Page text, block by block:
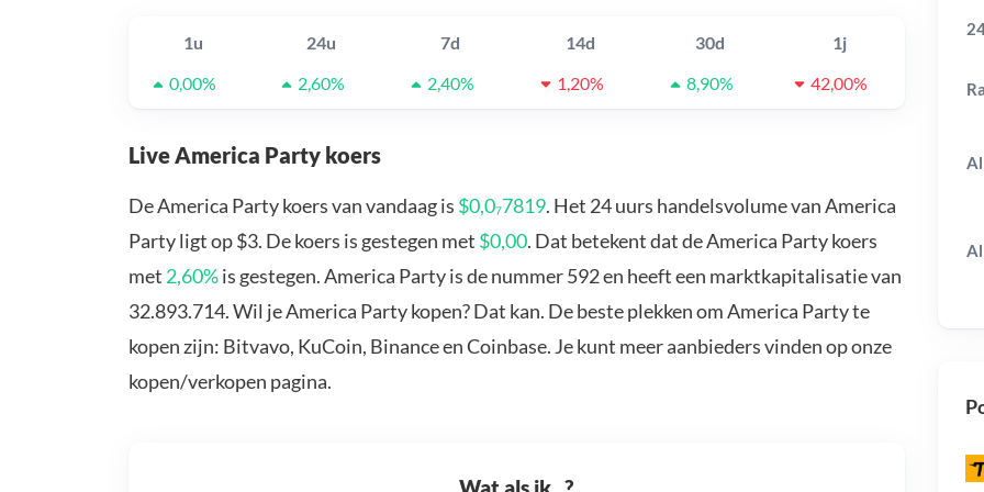
1u 24u 7d 14d 30d
1j
0,00%
2,60% 2,40% 1,20% 8,90% 42,00%
Live America Party koers
De America Party koers van vandaag is $0,0₇7819. Het 24 uurs handelsvolume van America
Party ligt op $3. De koers is gestegen met $0,00. Dat betekent dat de America Party koers
met 2,60%is gestegen. America Party is de nummer 592 en heeft een marktkapitalisatie van
32.893.714. Wil je America Party kopen? Dat kan. De beste plekken om America Party te
kopen zijn: Bitvavo, KuCoin, Binance en Coinbase. Je kunt meer aanbieders vinden op onze
kopen/verkopen pagina.